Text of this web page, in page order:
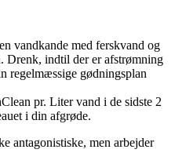
vandkande med ferskvand og
Drenk, indtil der er afstrømning
regelmæssige gødningsplan
pr. Liter vand i de sidste 2
i din afgrøde.
antagonistiske, men arbejder